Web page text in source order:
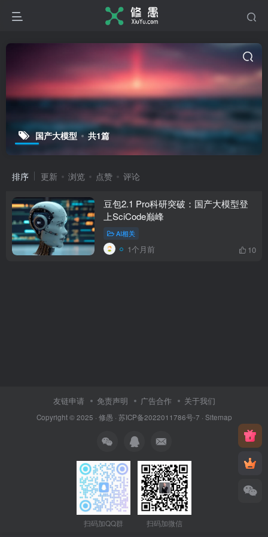
国产大模型 共1篇
排序 更新 浏览 点赞 评论
豆包2.1 Pro科研突破：国产大模型登
上SciCode巅峰
AI相关
1个月前 10
友链申请 免责声明 广告合作 关于我们
Copyright © 2025 · 修愚 · 苏ICP备2022011786号-7 · Sitemap
扫码加QQ群 扫码加微信